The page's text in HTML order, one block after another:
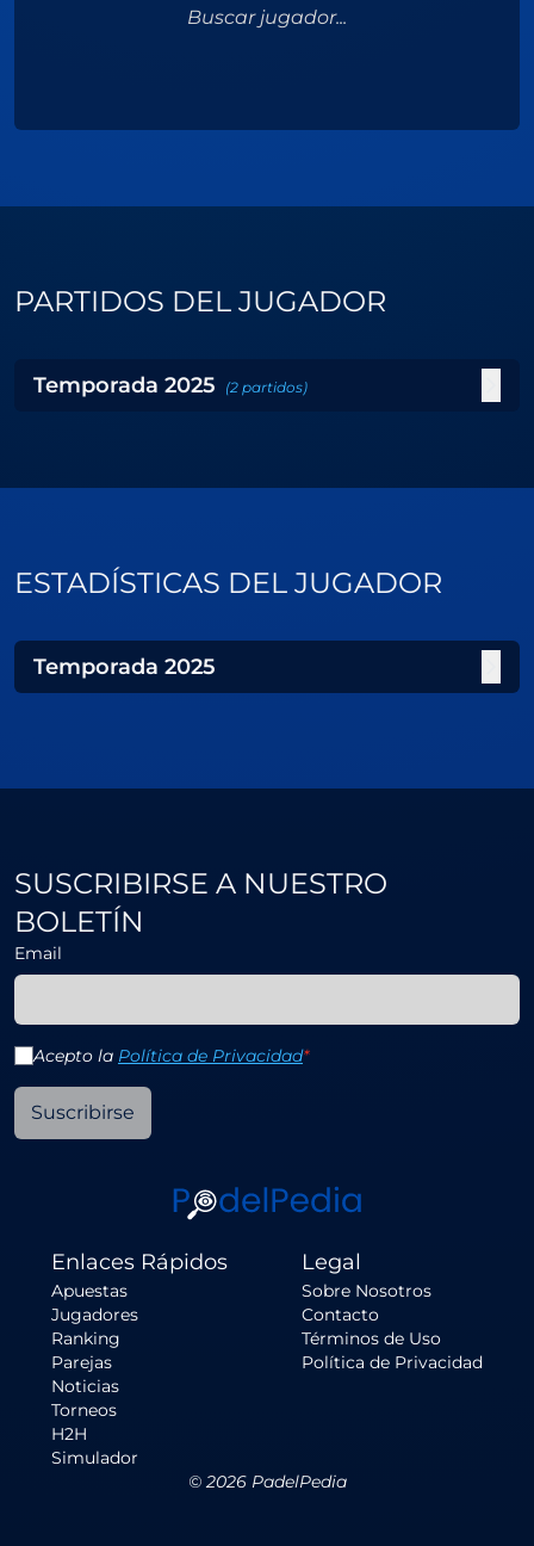
Buscar jugador...
PARTIDOS DEL JUGADOR
Temporada 2025 (2 partidos)
ESTADÍSTICAS DEL JUGADOR
Temporada 2025
SUSCRIBIRSE A NUESTRO
BOLETÍN
Email
Acepto la Política de Privacidad*
Suscribirse
Enlaces Rápidos
Apuestas
Jugadores
Ranking
Parejas
Noticias
Torneos
H2H
Simulador
Legal
Sobre Nosotros
Contacto
Términos de Uso
Política de Privacidad
© 2026PadelPedia